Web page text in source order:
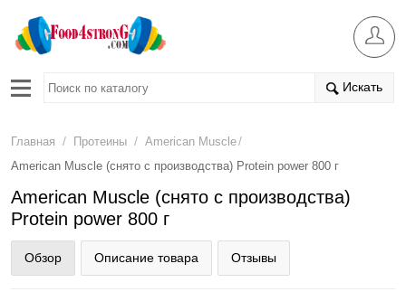
Искать
Главная / Протеины / American Muscle/
American Muscle (снято с производства) Protein power 800 г
American Muscle (снято с производства)
Protein power 800 г
Обзор Описание товара Отзывы